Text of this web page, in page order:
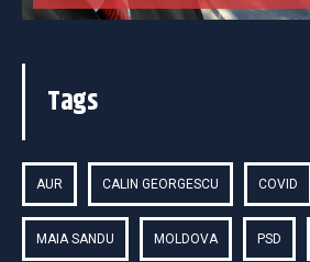
Tags
AUR CALIN GEORGESCU COVID
MAIA SANDU MOLDOVA PSD